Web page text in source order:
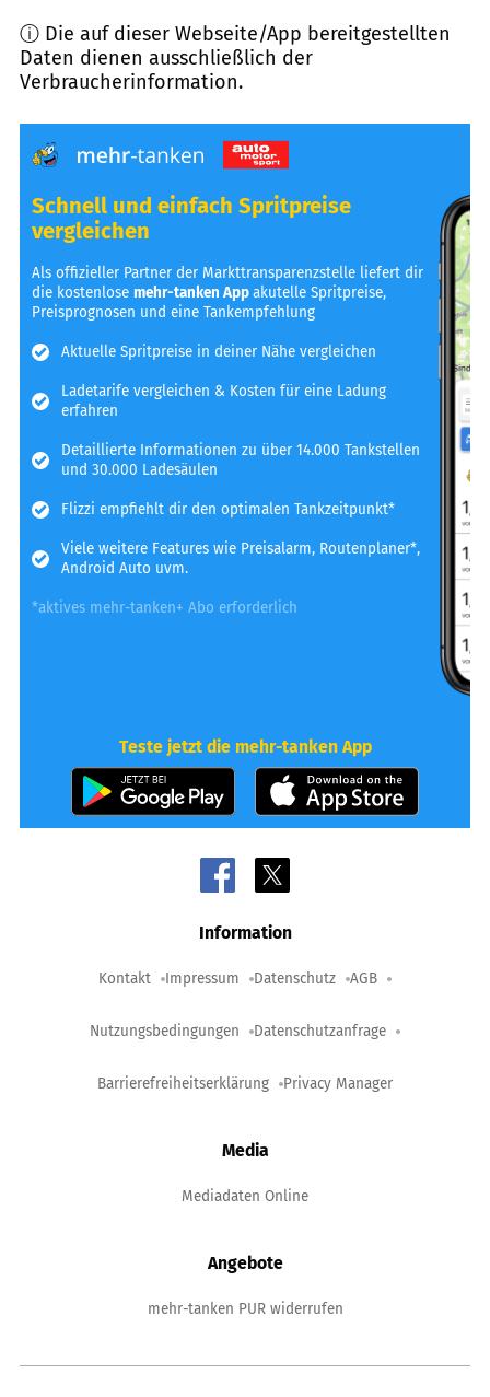
ⓘ Die auf dieser Webseite/App bereitgestellten
Daten dienen ausschließlich der
Verbraucherinformation.
Schnell und einfach Spritpreise
vergleichen
Als offizieller Partner der Markttransparenzstelle liefert dir
die kostenlosemehr-tanken Appakutelle Spritpreise,
Preisprognosen und eine Tankempfehlung
Aktuelle Spritpreise in deiner Nähe vergleichen
Ladetarife vergleichen & Kosten für eine Ladung
erfahren
Detaillierte Informationen zu über 14.000 Tankstellen
und 30.000 Ladesäulen
Flizzi empfiehlt dir den optimalen Tankzeitpunkt*
Viele weitere Features wie Preisalarm, Routenplaner*,
Android Auto uvm.
*aktives mehr-tanken+ Abo erforderlich
Teste jetzt die mehr-tanken App
Information
Kontakt Impressum Datenschutz AGB
Nutzungsbedingungen Datenschutzanfrage
Barrierefreiheitserklärung Privacy Manager
Media
Mediadaten Online
Angebote
mehr-tanken PUR widerrufen